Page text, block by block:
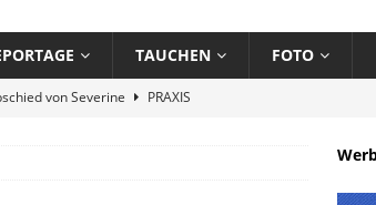
TAUCHEN FOTO
Bühlmann Decompression 02 Orange
Resorts